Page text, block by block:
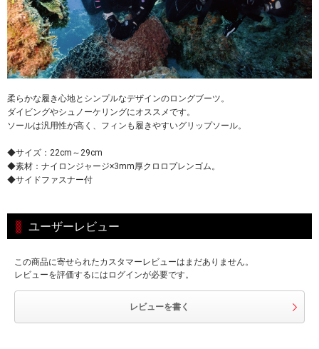
柔らかな履き心地とシンプルなデザインのロングブーツ。
ダイビングやシュノーケリングにオススメです。
ソールは汎用性が高く、フィンも履きやすいグリップソール。
◆サイズ：22cm～29cm
◆素材：ナイロンジャージ×3mm厚クロロプレンゴム。
◆サイドファスナー付
ユーザーレビュー
この商品に寄せられたカスタマーレビューはまだありません。
レビューを評価するにはログインが必要です。
レビューを書く